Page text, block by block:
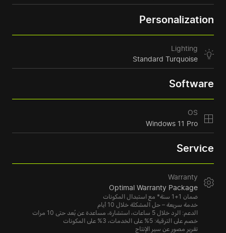
Personalization
Standard Turquoise
Software
Windows 11 Pro
Service
Optimal Warranty Package
ضمان 1+1 سنة* مع استبدال المكونات
خدمة سريعة – حل المشكلة خلال 10 أيام
الدعم: الرد خلال 5 ساعات، استشارة، مساعدة عن بُعد حتى 10 مرات
خصم على الترقية: 5% على الخدمات، 3% على المكونات
تقرير مصور عن سير الإنتاج